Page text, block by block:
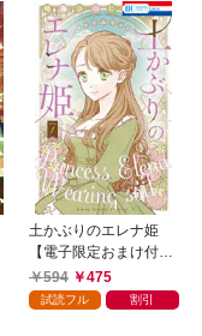
土かぶりのエレナ姫
【電子限定おまけ付
き】 1巻
594 475
試読フル 割引